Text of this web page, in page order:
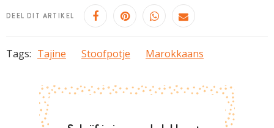
DEEL DIT ARTIKEL
Tags: Tajine Stoofpotje Marokkaans